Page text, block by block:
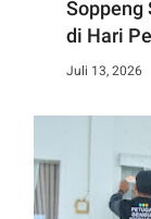
Soppeng
di Hari
Juli 13, 2026